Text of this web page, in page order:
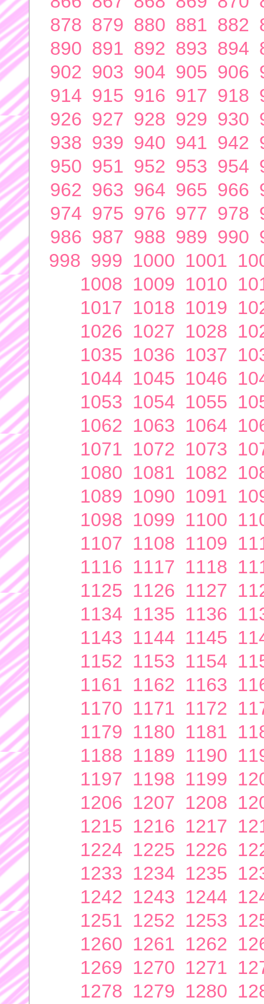
878 879 880 881 882
890 891 892 893 894
902 903 904 905 906
914 915 916 917 918
926 927 928 929 930
938 939 940 941 942
950 951 952 953 954
962 963 964 965 966
974 975 976 977 978
986 987 988 989 990
998 999 1000 1001
1008 1009 1010
1017 1018 1019
1026 1027 1028
1035 1036 1037
1044 1045 1046
1053 1054 1055
1062 1063 1064
1071 1072 1073
1080 1081 1082
1089 1090 1091
1098 1099 1100
1107 1108 1109
1116 1117 1118
1125 1126 1127
1134 1135 1136
1143 1144 1145
1152 1153 1154
1161 1162 1163
1170 1171 1172
1179 1180 1181
1188 1189 1190
1197 1198 1199
1206 1207 1208
1215 1216 1217
1224 1225 1226
1233 1234 1235
1242 1243 1244
1251 1252 1253
1260 1261 1262
1269 1270 1271
1278 1279 1280